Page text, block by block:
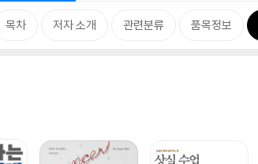
목차 저자 소개 관련분류 품목정보